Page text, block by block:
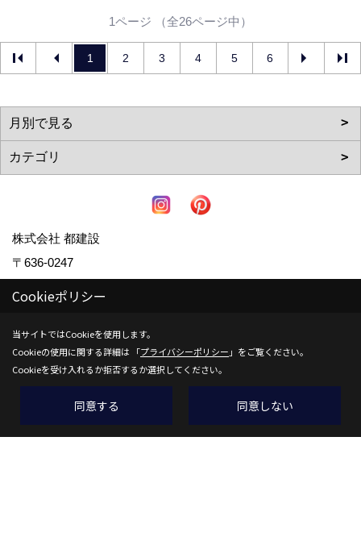
1ページ （全26ページ中）
1 2 3 4 5 6
株式会社 都建設
〒636-0247
FAX：0744-32-6436
＜営業時間＞9:00～18:00
＜定休日＞毎週水曜日、木曜日
Cookieポリシー
当サイトではCookieを使用します。
Cookieの使用に関する詳細は 「プライバシーポリシー 」をご覧ください。
Cookieを受け入れるか拒否するか選択してください。
同意する 同意しない